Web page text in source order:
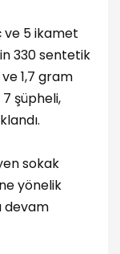
ve 5 ikamet
330 sentetik
1,7 gram
şüpheli,
sokak
yönelik
devam